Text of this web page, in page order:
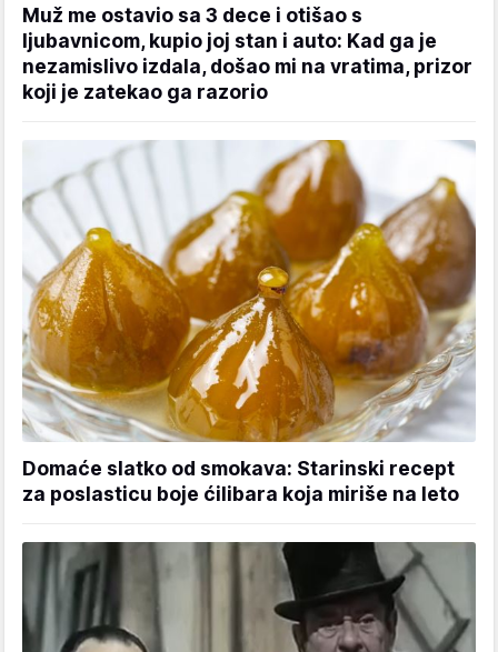
Muž me ostavio sa 3 dece i otišao s
ljubavnicom, kupio joj stan i auto: Kad ga je
nezamislivo izdala, došao mi na vratima, prizor
koji je zatekao ga razorio
Domaće slatko od smokava: Starinski recept
za poslasticu boje ćilibara koja miriše na leto